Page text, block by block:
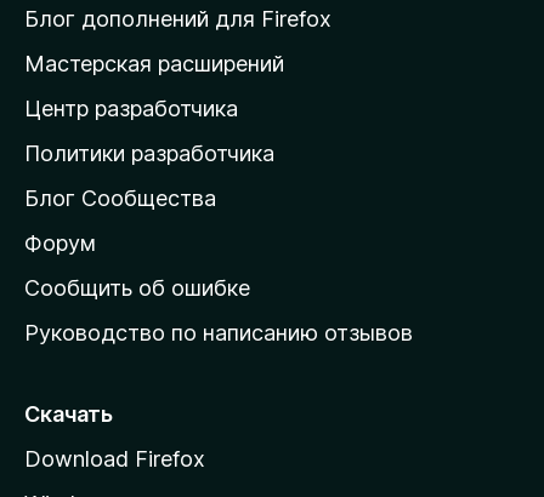
и
а
д
о
а
ш
н
ю
т
а
Блог дополнений для Firefox
Мастерская расширений
Центр разработчика
Политики разработчика
Блог Сообщества
Форум
Сообщить об ошибке
Руководство по написанию отзывов
Скачать
Download Firefox